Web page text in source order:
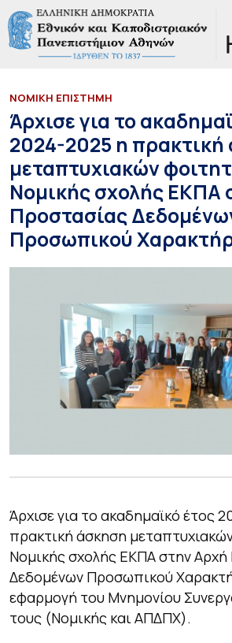
ΝΟΜΙΚΗ ΕΠΙΣΤΗΜΗ
Άρχισε για το
2024-2025 η
μεταπτυχιακών
Νομικής σχολής ΕΚΠΑ
Προστασίας
Προσωπικού
Άρχισε για το ακαδημαϊκό έτος
πρακτική άσκηση
Νομικής σχολής ΕΚΠΑ στην
Δεδομένων Προσωπικού
εφαρμογή του Μνημονίου
τους (Νομικής και ΑΠΔΠΧ).